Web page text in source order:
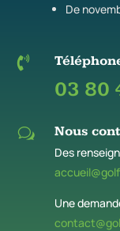
De

03 80
w Nous
Des
Une